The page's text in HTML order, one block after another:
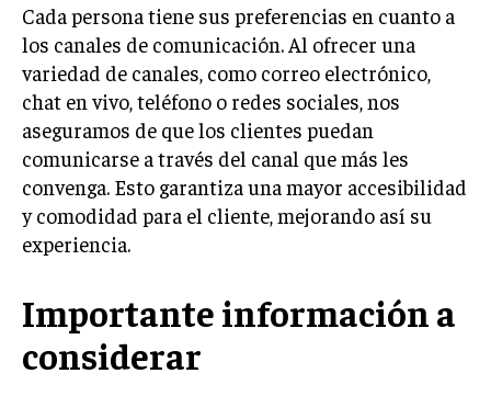
E-COMMERCE
E-COMMERCE Y COMERCIO ELECTRÓNICO
ESTRATEGIAS DE PRICING Y GESTIÓN DE
PRECIOS
GESTIÓN DE CRISIS EMPRESARIALES
EMPRESAS Y STARTUPS TECNOLÓGICAS
GESTIÓN DE LA EXPERIENCIA DEL CLIENTE
MÁS
PROYECTOS
GESTIÓN DE PROYECTOS
Cada persona tiene sus preferencias en cuanto a
los canales de comunicación. Al ofrecer una
variedad de canales, como correo electrónico,
chat en vivo, teléfono o redes sociales, nos
aseguramos de que los clientes puedan
comunicarse a través del canal que más les
convenga. Esto garantiza una mayor accesibilidad
y comodidad para el cliente, mejorando así su
experiencia.
Importante información a
considerar